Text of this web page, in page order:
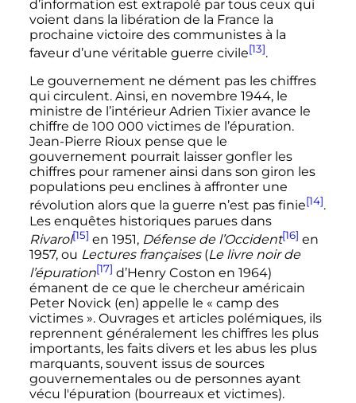
d’information est extrapolé par tous ceux qui
voient dans la libération de la France la
prochaine victoire des communistes à la
faveur d’une véritable guerre civile[13].
Le gouvernement ne dément pas les chiffres
qui circulent. Ainsi, en novembre 1944, le
ministre de l’intérieur Adrien Tixier avance le
chiffre de 100 000 victimesde l’épuration.
Jean-Pierre Rioux pense que le
gouvernement pourrait laisser gonfler les
chiffres pour ramener ainsi dans son giron les
populations peu enclines à affronter une
révolution alors que la guerre n’est pas finie[14].
Les enquêtes historiques parues dans
Rivarol[15] en 1951, Défense de l’Occident[16] en
1957, ou Lectures françaises(Le livre noir de
l’épuration[17] d’Henry Coston en 1964)
émanent de ce que le chercheur américain
Peter Novick (en) appelle le « camp des
victimes ». Ouvrages et articles polémiques, ils
reprennent généralement les chiffres les plus
importants, les faits divers et les abus les plus
marquants, souvent issus de sources
gouvernementales ou de personnes ayant
vécu l'épuration (bourreaux et victimes).